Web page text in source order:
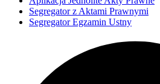
Segregator z Aktami Prawnymi
Segregator Egzamin Ustny